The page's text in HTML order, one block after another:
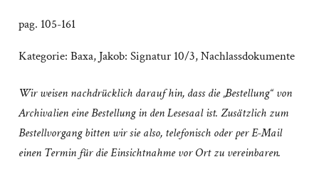
pag. 105-161
Kategorie: Baxa, Jakob: Signatur 10/3,Nachlassdokumente
Wir weisen nachdrücklich darauf hin, dass die „Bestellung“ von
Archivalien eine Bestellung in den Lesesaal ist. Zusätzlich zum
Bestellvorgang bitten wir sie also, telefonisch oder per E-Mail
einen Termin für die Einsichtnahme vor Ort zu vereinbaren.